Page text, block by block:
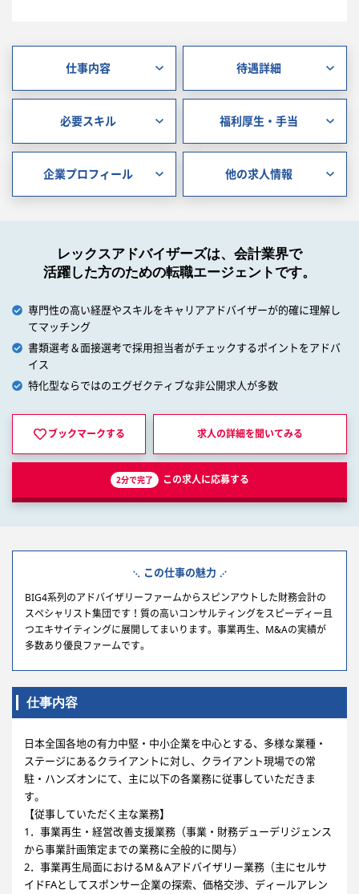
仕事内容 待遇詳細
必要スキル 福利厚生・手当
企業プロフィール 他の求人情報
レックスアドバイザーズは、会計業界で
活躍した方のための転職エージェントです。
専門性の高い経歴やスキルをキャリアアドバイザーが的確に理解し
てマッチング
書類選考＆面接選考で採用担当者がチェックするポイントをアドバ
イス
特化型ならではのエグゼクティブな非公開求人が多数
ブックマークする 求人の詳細を聞いてみる
2分で完了 この求人に応募する
この仕事の魅力
BIG4系列のアドバイザリーファームからスピンアウトした財務会計の
スペシャリスト集団です！質の高いコンサルティングをスピーディー且
つエキサイティングに展開してまいります。事業再生、M&Aの実績が
多数あり優良ファームです。
仕事内容
日本全国各地の有力中堅・中小企業を中心とする、多様な業種・
ステージにあるクライアントに対し、クライアント現場での常
駐・ハンズオンにて、主に以下の各業務に従事していただきま
す。
【従事していただく主な業務】
1．事業再生・経営改善支援業務（事業・財務デューデリジェンス
から事業計画策定までの業務に全般的に関与）
2．事業再生局面におけるM＆Aアドバイザリー業務（主にセルサ
イドFAとしてスポンサー企業の探索、価格交渉、ディールアレン